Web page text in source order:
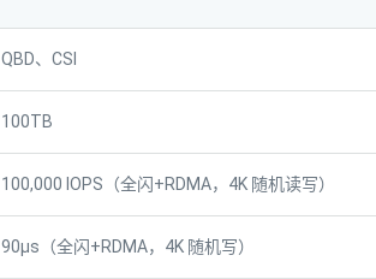
QBD、CSI
100TB
100,000 IOPS（全闪+RDMA，4K 随机读写）
90μs（全闪+RDMA，4K 随机写）